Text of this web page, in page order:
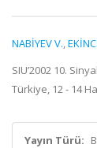
NABİYEV V.,
SIU’2002 10.
Türkiye, 12 - 14
Yayın Türü: